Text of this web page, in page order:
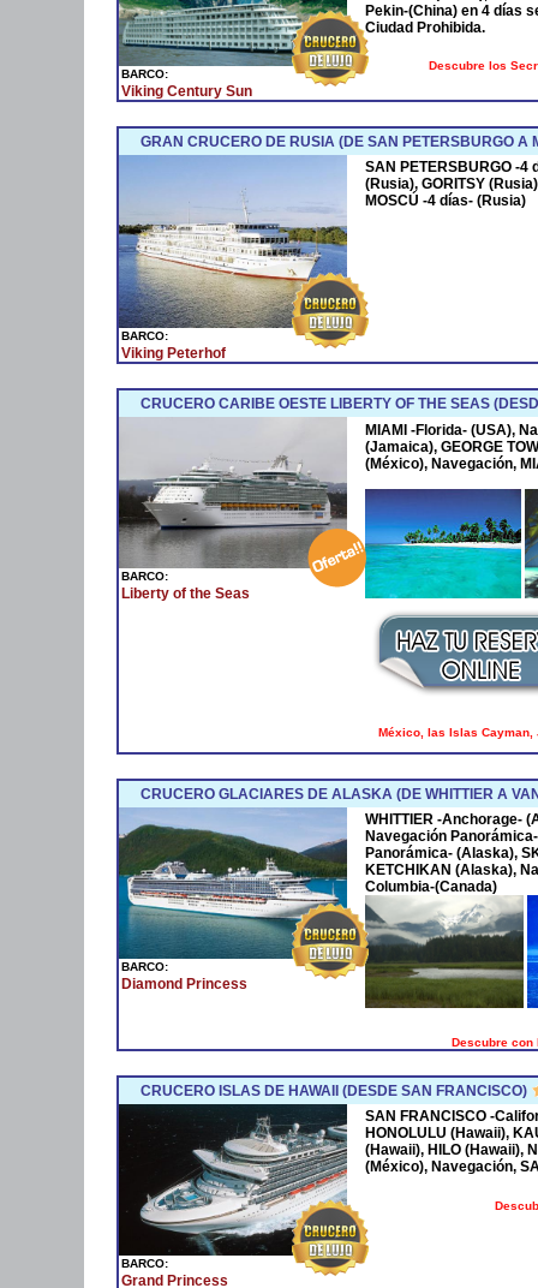
BARCO:
Viking Century Sun
Pekin-(China) en 4 días
Ciudad Prohibida.
Descubre los
GRAN CRUCERO DE RUSIA (DE SAN PETERSBURGO A
BARCO:
Viking Peterhof
SAN PETERSBURGO -4
(Rusia), GORITSY
MOSCÚ -4 días- (Rusia)
CRUCERO CARIBE OESTE LIBERTY OF THE SEAS
BARCO:
Liberty of the Seas
MIAMI -Florida- (USA),
(Jamaica), GEORGE
(México), Navegación,
México, las Islas
CRUCERO GLACIARES DE ALASKA (DE WHITTIER A
BARCO:
Diamond Princess
WHITTIER -Anchorage-
Navegación
Panorámica- (Alaska),
KETCHIKAN (Alaska),
Columbia-(Canada)
Descubre
CRUCERO ISLAS DE HAWAII (DESDE SAN FRANCISCO)
BARCO:
Grand Princess
SAN FRANCISCO -
HONOLULU (Hawaii),
(Hawaii), HILO (Hawaii),
(México), Navegación,